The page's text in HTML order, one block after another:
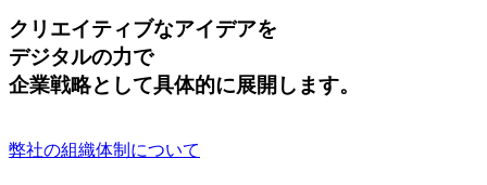
クリエイティブなアイデアを
デジタルの力で
企業戦略として具体的に展開します。
弊社の組織体制について